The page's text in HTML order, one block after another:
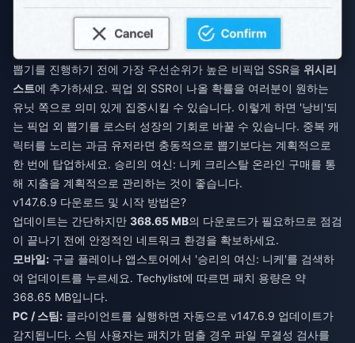
뽑기를 진행하기 전에 가장 우선순위가 높은 비픽업 SSR을 위시리
스트에 추가하세요. 픽업 외 SSR이 나올 확률을 여러분이 원하는
유닛 쪽으로 의미 있게 집중시킬 수 있습니다. 이렇게 하면 '낭비'되
는 픽업 외 뽑기를 로스터 성장의 기회로 바꿀 수 있습니다. 중복 캐
릭터를 노리는 과금 유저라면 충동적으로 뽑기보다는 계획적으로
한 번에 탑업하세요. 승리의 여신: 니케 크리스탈 온라인 구매를 통
해 지출을 계획적으로 관리하는 것이 좋습니다.
v147.6.9 다운로드 및 시작 방법은?
업데이트는 간단하지만 368.65 MB의 다운로드가 필요하므로 점검
이 끝나기 전에 안정적인 네트워크 환경을 확보하세요.
모바일: 구글 플레이나 앱스토어에서 '승리의 여신: 니케'를 검색하
여 업데이트를 누르세요. Techylist에 따르면 패치 용량은 약
368.65 MB입니다.
PC / 스팀: 클라이언트를 실행하면 자동으로 v147.6.9 업데이트가
감지됩니다. 스팀 사용자는 패치가 멈출 경우 파일 무결성 검사를